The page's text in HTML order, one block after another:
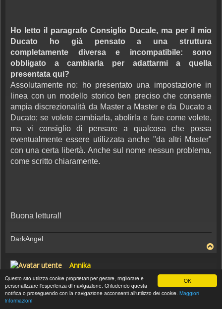
OK
Questo sito utilizza cookie proprietari per gestire, migliorare e
personalizzare l'esperienza di navigazione. Chiudendo questa
notifica o proseguendo con la navigazione acconsenti all'utilizzo dei cookie. Maggiori
informazioni
Ho letto il paragrafo Consiglio Ducale, ma per il mio
Ducato ho già pensato a una struttura
completamente diversa e incompatibile: sono
obbligato a cambiarla per adattarmi a quella
presentata qui?
Assolutamente no: ho presentato una impostazione in
linea con un modello storico ben preciso che consente
ampia discrezionalità da Master a Master e da Ducato a
Ducato; se volete cambiarla, abolirla e fare come volete,
ma vi consiglio di pensare a qualcosa che possa
eventualmente essere utilizzata anche "da altri Master"
con una certa libertà. Anche sul nome nessun problema,
come scritto chiaramente.
Buona lettura!!
DarkAngel
Annika
Colonnello
Messaggio
03/10/2007, 10:57